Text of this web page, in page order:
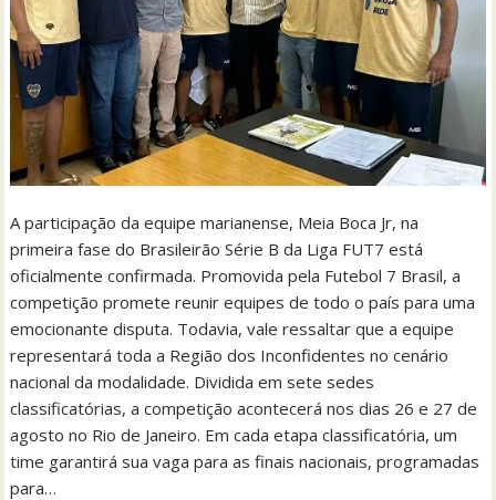
A participação da equipe marianense, Meia Boca Jr, na
primeira fase do Brasileirão Série B da Liga FUT7 está
oficialmente confirmada. Promovida pela Futebol 7 Brasil, a
competição promete reunir equipes de todo o país para uma
emocionante disputa. Todavia, vale ressaltar que a equipe
representará toda a Região dos Inconfidentes no cenário
nacional da modalidade. Dividida em sete sedes
classificatórias, a competição acontecerá nos dias 26 e 27 de
agosto no Rio de Janeiro. Em cada etapa classificatória, um
time garantirá sua vaga para as finais nacionais, programadas
para…